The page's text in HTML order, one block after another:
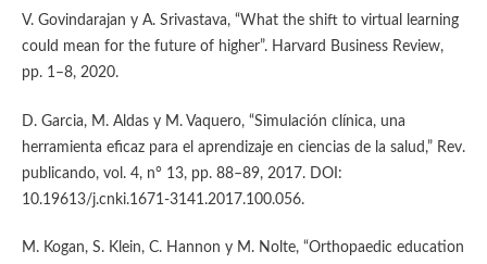
V. Govindarajan y A. Srivastava, “What the shift to virtual learning
could mean for the future of higher”. Harvard Business Review,
pp. 1–8, 2020.
D. Garcia, M. Aldas y M. Vaquero, “Simulación clínica, una
herramienta eficaz para el aprendizaje en ciencias de la salud,” Rev.
publicando, vol. 4, n° 13, pp. 88–89, 2017. DOI:
10.19613/j.cnki.1671-3141.2017.100.056.
M. Kogan, S. Klein, C. Hannon y M. Nolte, “Orthopaedic education